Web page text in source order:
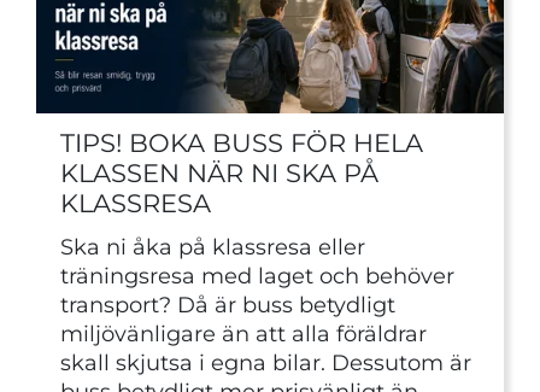
TIPS! BOKA BUSS FÖR HELA
KLASSEN NÄR NI SKA PÅ
KLASSRESA
Ska ni åka på klassresa eller
träningsresa med laget och behöver
transport? Då är buss betydligt
miljövänligare än att alla föräldrar
skall skjutsa i egna bilar. Dessutom är